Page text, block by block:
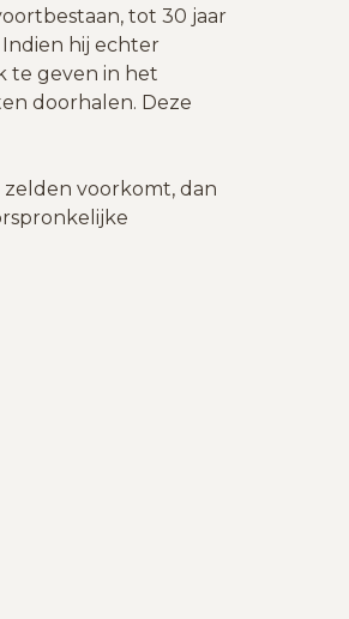
tot 30 jaar
hij echter
te geven in het
doorhalen. Deze
voorkomt, dan